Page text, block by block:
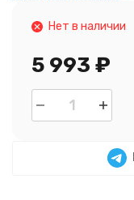
Нет в наличии
5 993 ₽